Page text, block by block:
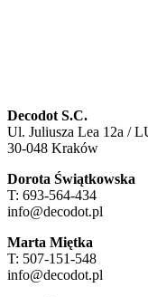
Decodot S.C.
Ul. Juliusza Lea 12a /
30-048 Kraków
Dorota Świątkowska
T: 693-564-434
info@decodot.pl
Marta Miętka
T: 507-151-548
info@decodot.pl